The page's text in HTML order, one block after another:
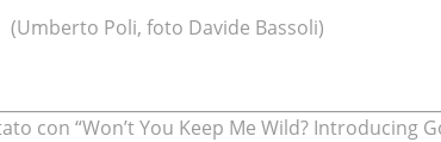
(Umberto Poli, foto Davide Bassoli)
con “Won’t You Keep Me Wild? Introducing